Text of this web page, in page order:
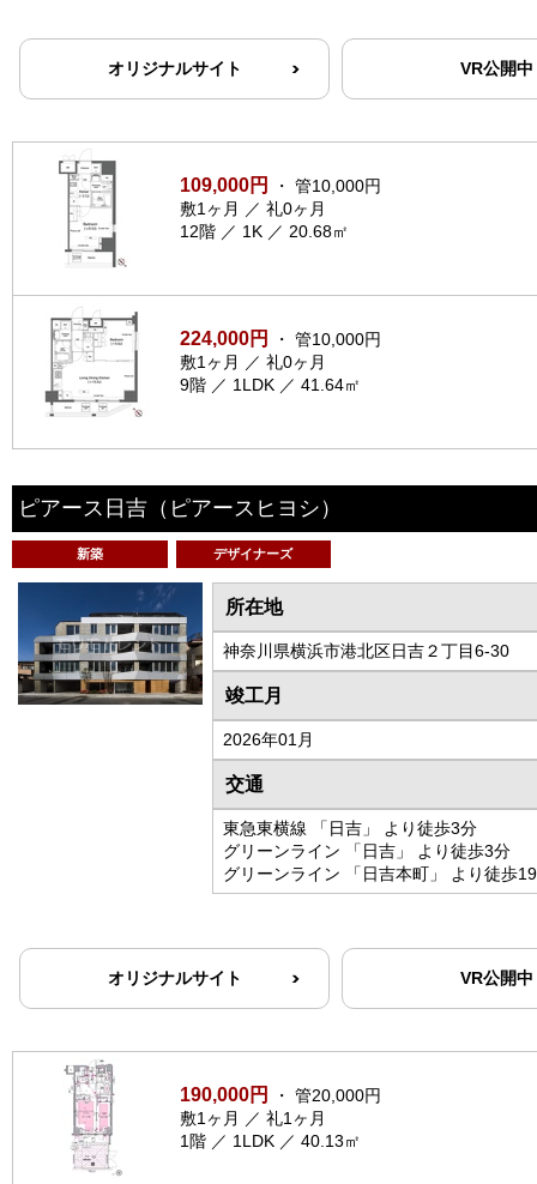
オリジナルサイト VR公開中
109,000円
・ 管10,000円
敷1ヶ月 ／ 礼0ヶ月
12階 ／ 1K ／ 20.68㎡
224,000円
・ 管10,000円
敷1ヶ月 ／ 礼0ヶ月
9階 ／ 1LDK ／ 41.64㎡
ピアース日吉 （ピアースヒヨシ）
新築 デザイナーズ
所在地
神奈川県横浜市港北区日吉２丁目6-30
竣工月
2026年01月
交通
東急東横線 「日吉」 より徒歩3分
グリーンライン 「日吉」 より徒歩3分
グリーンライン 「日吉本町」 より徒歩
オリジナルサイト VR公開中
190,000円
・ 管20,000円
敷1ヶ月 ／ 礼1ヶ月
1階 ／ 1LDK ／ 40.13㎡